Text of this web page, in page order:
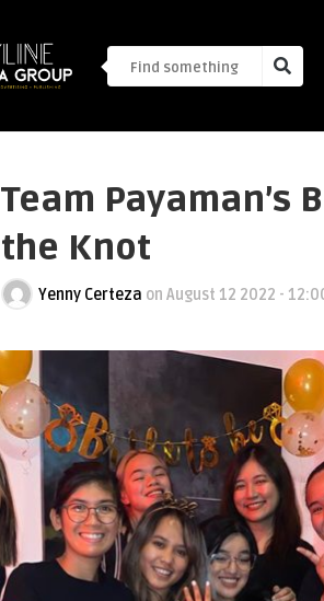
Team Payaman’s
the Knot
Yenny Certeza on August 12 2022 -